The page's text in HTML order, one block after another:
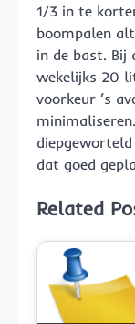
1/3 in te
boompalen
in de bast. Bij
wekelijks 20
voorkeur ‘s
dat goed
Related